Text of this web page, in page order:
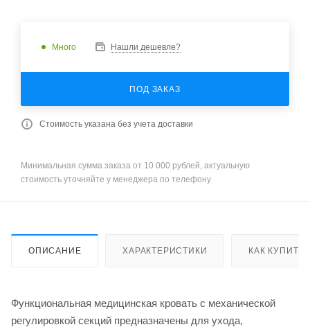
Много Нашли дешевле?
ПОД ЗАКАЗ
Стоимость указана без учета доставки
Минимальная сумма заказа от 10 000 рублей, актуальную
стоимость уточняйте у менеджера по телефону
ОПИСАНИЕ ХАРАКТЕРИСТИКИ КАК КУПИТЬ
Функциональная медицинская кровать с механической
регулировкой секций предназначены для ухода,